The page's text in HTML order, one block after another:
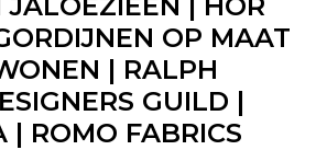
OP MAAT
| RALPH
GUILD |
| ROMO FABRICS